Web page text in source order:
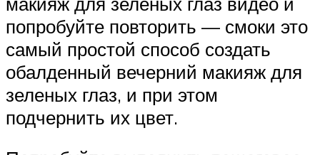
попробуйте повторить — смоки это
самый простой способ создать
обалденный вечерний макияж для
зеленых глаз, и при этом
подчернить их цвет.